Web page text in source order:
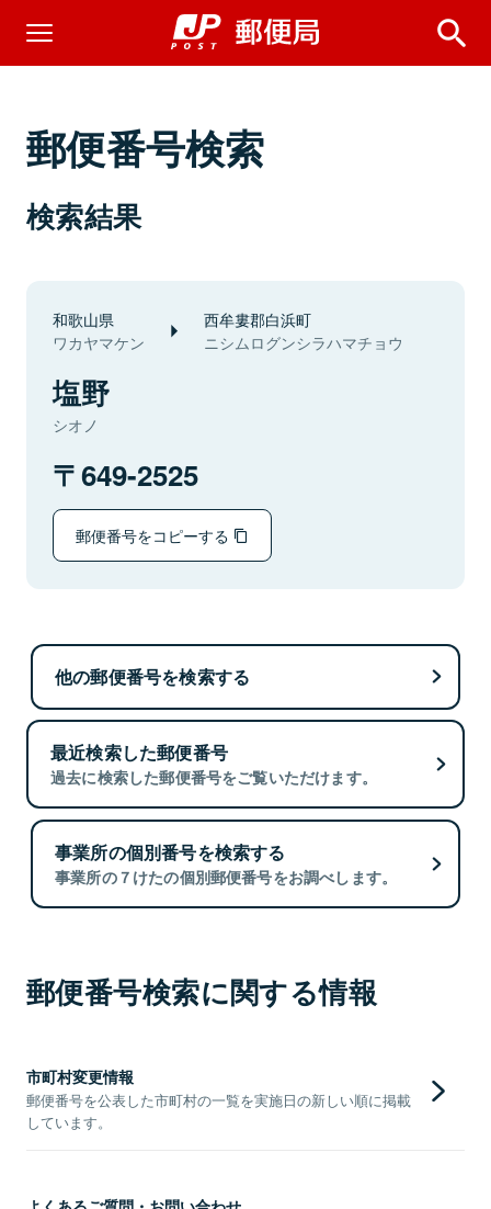
郵便番号検索
検索結果
和歌山県
ワカヤマケン
西牟婁郡白浜町
ニシムログンシラハマチョウ
塩野
シオノ
649-2525
郵便番号をコピーする
他の郵便番号を検索する
最近検索した郵便番号
過去に検索した郵便番号をご覧いただけます。
事業所の個別番号を検索する
事業所の７けたの個別郵便番号をお調べします。
郵便番号検索に関する情報
市町村変更情報
郵便番号を公表した市町村の一覧を実施日の新しい順に掲載
しています。